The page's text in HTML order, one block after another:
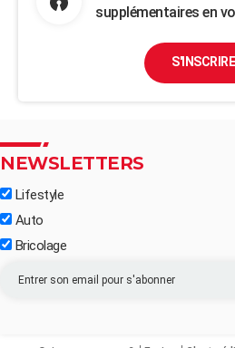
supplémentaires en
S'INSCRIRE
NEWSLETTERS
Lifestyle
Auto
Bricolage